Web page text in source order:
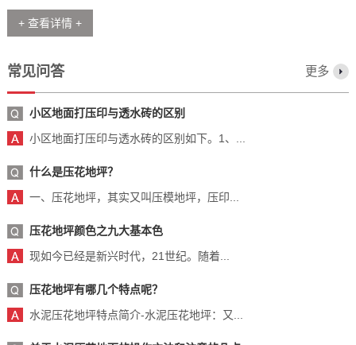
+ 查看详情 +
常见问答 更多
小区地面打压印与透水砖的区别
小区地面打压印与透水砖的区别如下。1、...
什么是压花地坪？
一、压花地坪，其实又叫压模地坪，压印...
压花地坪颜色之九大基本色
现如今已经是新兴时代，21世纪。随着...
压花地坪有哪几个特点呢？
水泥压花地坪特点简介-水泥压花地坪：又...